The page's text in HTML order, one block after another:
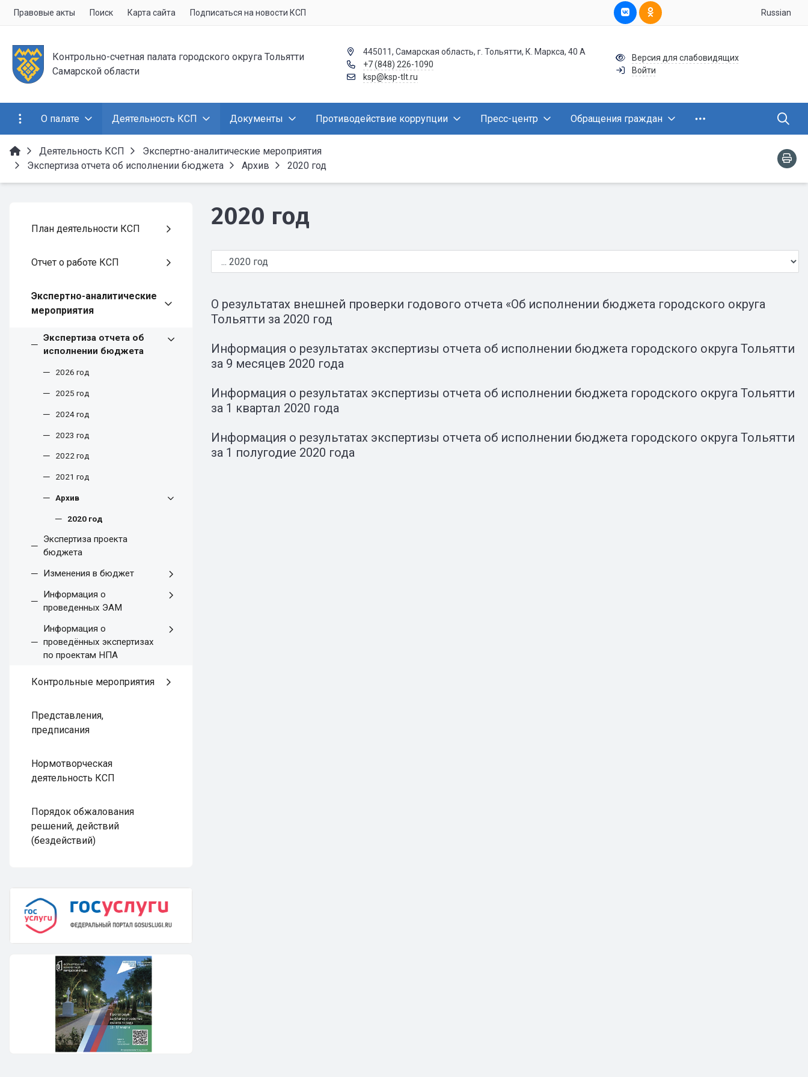
Правовые акты Поиск Карта сайта Подписаться на новости КСП Russian
Контрольно-счетная палата городского округа Тольятти
Самарской области
445011, Самарская область, г. Тольятти, К. Маркса, 40 А
+7 (848) 226-1090
ksp@ksp-tlt.ru
Версия для слабовидящих
Войти
О палате Деятельность КСП Документы Противодействие коррупции Пресс-центр Обращения граждан
Деятельность КСП
Экспертно-аналитические мероприятия
Экспертиза отчета об исполнении бюджета
Архив 2020 год
План деятельности КСП
Отчет о работе КСП
Экспертно-аналитические
мероприятия
Экспертиза отчета об
исполнении бюджета
2026 год
2025 год
2024 год
2023 год
2022 год
2021 год
Архив
2020 год
Экспертиза проекта
бюджета
Изменения в бюджет
Информация о
проведенных ЭАМ
Информация о
проведённых экспертизах
по проектам НПА
Контрольные мероприятия
Представления,
предписания
Нормотворческая
деятельность КСП
Порядок обжалования
решений, действий
(бездействий)
2020 год
О результатах внешней проверки годового отчета «Об исполнении бюджета городского округа
Тольятти за 2020 год
Информация о результатах экспертизы отчета об исполнении бюджета городского округа Тольятти
за 9 месяцев 2020 года
Информация о результатах экспертизы отчета об исполнении бюджета городского округа Тольятти
за 1 квартал 2020 года
Информация о результатах экспертизы отчета об исполнении бюджета городского округа Тольятти
за 1 полугодие 2020 года